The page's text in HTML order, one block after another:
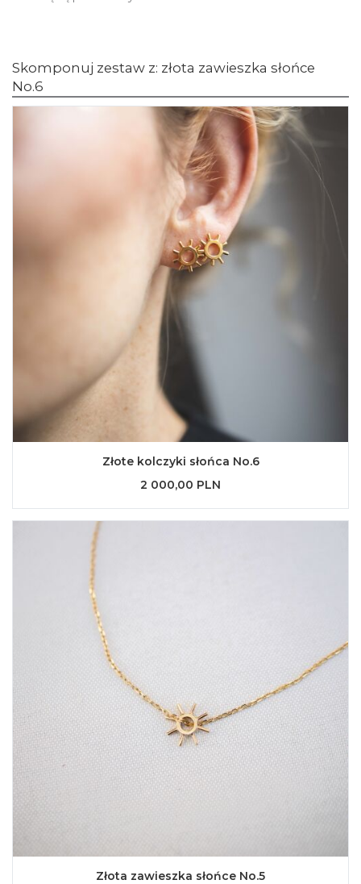
Skomponuj zestaw z: złota zawieszka słońce
No.6
Złote kolczyki słońca No.6
2 000,00 PLN
Złota zawieszka słońce No.5